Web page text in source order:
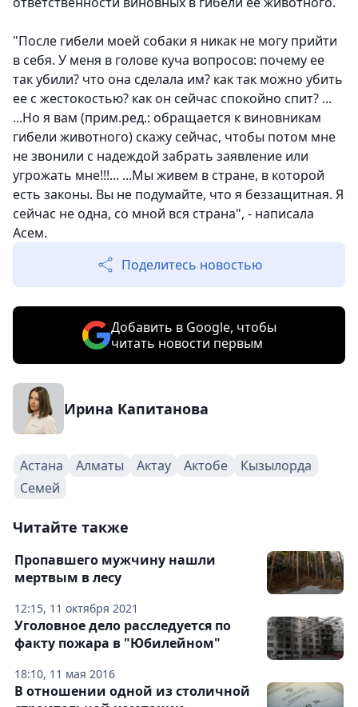
"После гибели моей собаки я никак не могу прийти
в себя. У меня в голове куча вопросов: почему ее
так убили? что она сделала им? как так можно убить
ее с жестокостью? как он сейчас спокойно спит? ...
...Но я вам (прим.ред.: обращается к виновникам
гибели животного) скажу сейчас, чтобы потом мне
не звонили с надеждой забрать заявление или
угрожать мне!!!... ...Мы живем в стране, в которой
есть законы. Вы не подумайте, что я беззащитная. Я
сейчас не одна, со мной вся страна", - написала
Асем.
Поделитесь новостью
Добавить в Google, чтобы
читать новости первым
Ирина Капитанова
Астана Алматы Актау Актобе
Кызылорда
Семей
Читайте также
12:15, 11 октября 2021
Пропавшего мужчину нашли
мертвым в лесу
18:10, 11 мая 2016
Уголовное дело расследуется по
факту пожара в "Юбилейном"
В отношении одной из столичной